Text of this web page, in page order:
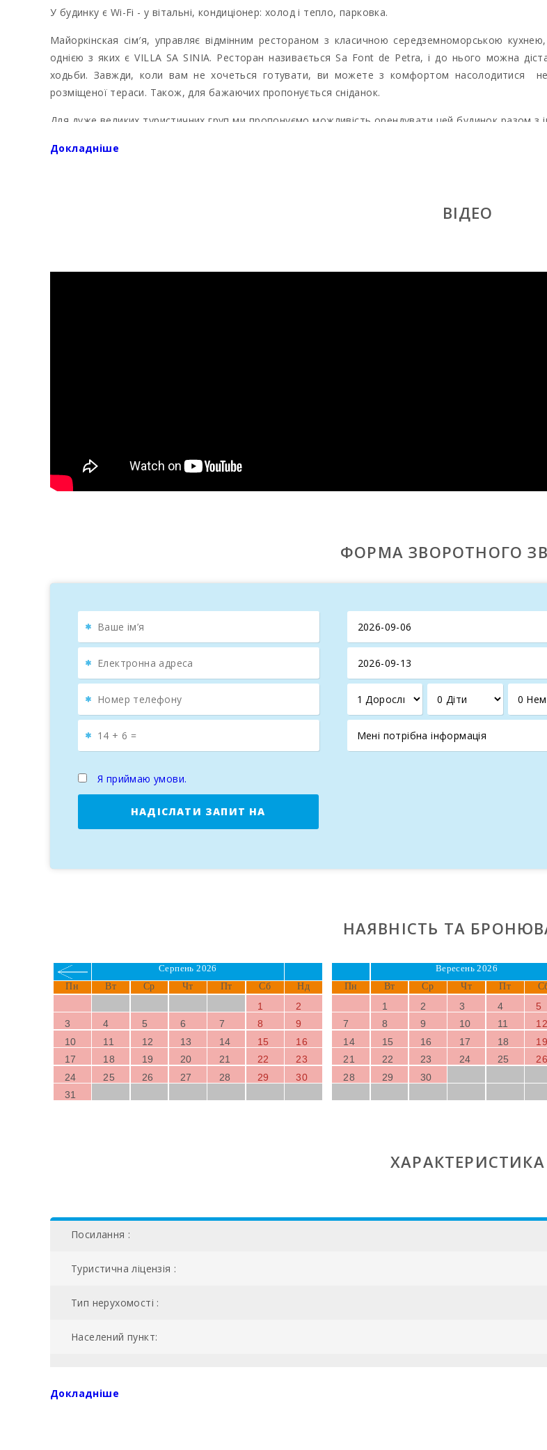
У будинку є Wi-Fi - у вітальні, кондиціонер: холод і тепло, парковка.
Майоркінская сім′я, управляє відмінним рестораном з класичною середземноморською
однією з яких є VILLA SA SINIA. Ресторан називається Sa Font de Petra, і до нього можна
ходьби. Завжди, коли вам не хочеться готувати, ви можете з комфортом насолодитися
розміщеної тераси. Також, для бажаючих пропонується сніданок.
Для дуже великих туристичних груп ми пропонуємо можливість орендувати цей будинок разом
корт і волейбольне поле.
Докладніше
ВІДЕО
ФОРМА ЗВОРОТНОГО
Я приймаю умови.
НАДІСЛАТИ ЗАПИТ НА
НАЯВНІСТЬ ТА
Серпень 2026
Пн Вт Ср Чт Пт Сб Нд
1
2
3
4 5 6 7 8
9
10
11 12 13 14 15
16
17
18 19 20 21 22
23
24
25 26 27 28 29
30
31
Вересень 2026
Пн Вт Ср Чт Пт
1 2 3 4 5
7
8 9 10 11 12
14
15 16 17 18 19
21
22 23 24 25 26
28
29 30
ХАРАКТЕРИСТИКА
Посилання :
Туристична ліцензія :
Тип нерухомості :
Населений пункт:
Докладніше